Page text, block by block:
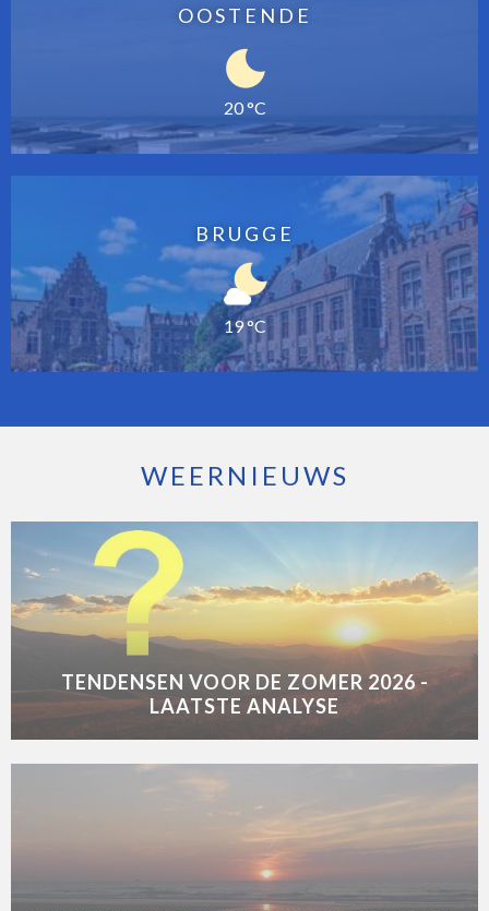
OOSTENDE
20 °C
BRUGGE
19 °C
WEERNIEUWS
TENDENSEN VOOR DE ZOMER 2026 -
LAATSTE ANALYSE